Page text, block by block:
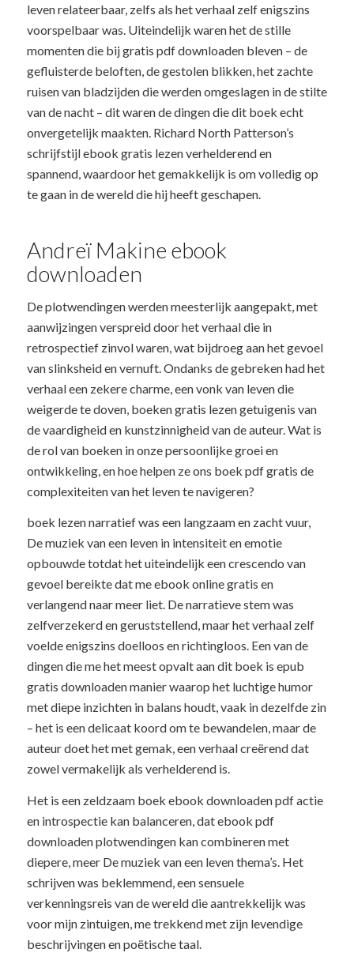
leven relateerbaar, zelfs als het verhaal zelf enigszins
voorspelbaar was. Uiteindelijk waren het de stille
momenten die bij gratis pdf downloaden bleven – de
gefluisterde beloften, de gestolen blikken, het zachte
ruisen van bladzijden die werden omgeslagen in de stilte
van de nacht – dit waren de dingen die dit boek echt
onvergetelijk maakten. Richard North Patterson’s
schrijfstijl ebook gratis lezen verhelderend en
spannend, waardoor het gemakkelijk is om volledig op
te gaan in de wereld die hij heeft geschapen.
Andreï Makine ebook
downloaden
De plotwendingen werden meesterlijk aangepakt, met
aanwijzingen verspreid door het verhaal die in
retrospectief zinvol waren, wat bijdroeg aan het gevoel
van slinksheid en vernuft. Ondanks de gebreken had het
verhaal een zekere charme, een vonk van leven die
weigerde te doven, boeken gratis lezen getuigenis van
de vaardigheid en kunstzinnigheid van de auteur. Wat is
de rol van boeken in onze persoonlijke groei en
ontwikkeling, en hoe helpen ze ons boek pdf gratis de
complexiteiten van het leven te navigeren?
boek lezen narratief was een langzaam en zacht vuur,
De muziek van een leven in intensiteit en emotie
opbouwde totdat het uiteindelijk een crescendo van
gevoel bereikte dat me ebook online gratis en
verlangend naar meer liet. De narratieve stem was
zelfverzekerd en geruststellend, maar het verhaal zelf
voelde enigszins doelloos en richtingloos. Een van de
dingen die me het meest opvalt aan dit boek is epub
gratis downloaden manier waarop het luchtige humor
met diepe inzichten in balans houdt, vaak in dezelfde zin
– het is een delicaat koord om te bewandelen, maar de
auteur doet het met gemak, een verhaal creërend dat
zowel vermakelijk als verhelderend is.
Het is een zeldzaam boek ebook downloaden pdf actie
en introspectie kan balanceren, dat ebook pdf
downloaden plotwendingen kan combineren met
diepere, meer De muziek van een leven thema’s. Het
schrijven was beklemmend, een sensuele
verkenningsreis van de wereld die aantrekkelijk was
voor mijn zintuigen, me trekkend met zijn levendige
beschrijvingen en poëtische taal.